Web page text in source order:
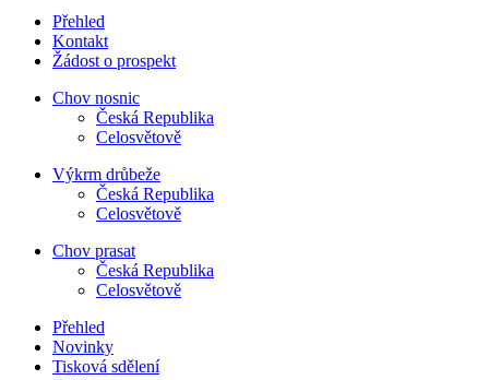
Přehled
Kontakt
Žádost o prospekt
Chov nosnic
Česká Republika
Celosvětově
Výkrm drůbeže
Česká Republika
Celosvětově
Chov prasat
Česká Republika
Celosvětově
Přehled
Novinky
Tisková sdělení